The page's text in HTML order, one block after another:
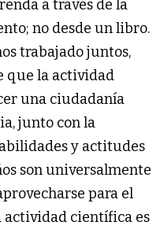
a través de la
no desde un libro.
trabajado juntos,
que la actividad
una ciudadanía
junto con la
y actitudes
son universalmente
para el
actividad científica es